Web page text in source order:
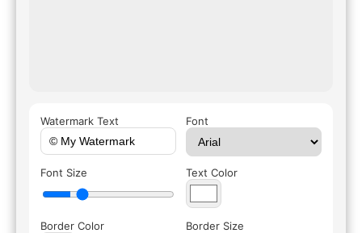
Watermark Text Font
Font Size Text Color
Border Color Border Size